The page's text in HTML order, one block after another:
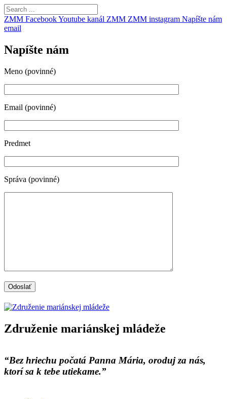
ZMM FacebookYoutube kanál ZMM ZMM instagram Napíšte nám
email
Napíšte nám
Meno (povinné)
Email (povinné)
Predmet
Správa (povinné)
Združenie mariánskej mládeže
“Bez hriechu počatá Panna Mária, oroduj za nás,
ktorí sa k tebe utiekame.”